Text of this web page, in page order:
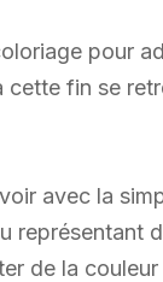
pour
fin se
avec la
représentant
de la